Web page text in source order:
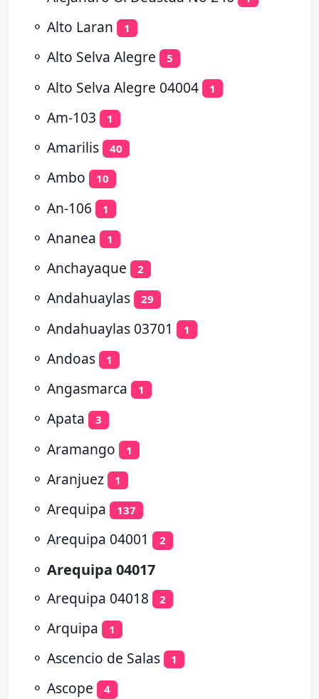
⚬ Alto Laran 1
⚬ Alto Selva Alegre 5
⚬ Alto Selva Alegre 04004 1
⚬ Am-103 1
⚬ Amarilis 40
⚬ Ambo 10
⚬ An-106 1
⚬ Ananea 1
⚬ Anchayaque 2
⚬ Andahuaylas 29
⚬ Andahuaylas 03701 1
⚬ Andoas 1
⚬ Angasmarca 1
⚬ Apata 3
⚬ Aramango 1
⚬ Aranjuez 1
⚬ Arequipa 137
⚬ Arequipa 04001 2
⚬ Arequipa 04017
⚬ Arequipa 04018 2
⚬ Arquipa 1
⚬ Ascencio de Salas 1
⚬ Ascope 4